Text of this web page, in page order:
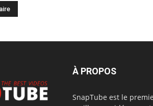
À PROPOS
SnapTube est le